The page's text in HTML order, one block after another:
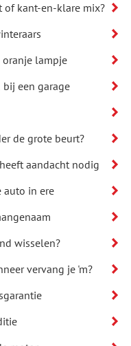
of kant-en-klare mix?
lampje
bij een garage
de grote beurt?
aandacht nodig
auto in ere
wisselen?
vervang je 'm?